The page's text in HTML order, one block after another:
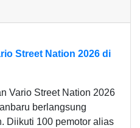
Street Nation 2026 di
Vario Street Nation 2026
berlangsung
Diikuti 100 pemotor alias